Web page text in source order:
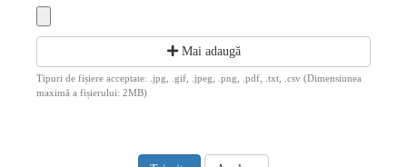
Mai adaugă
Tipuri de fișiere acceptate: .jpg, .gif, .jpeg, .png, .pdf, .txt, .csv (Dimensiunea
maximă a fișierului: 2MB)